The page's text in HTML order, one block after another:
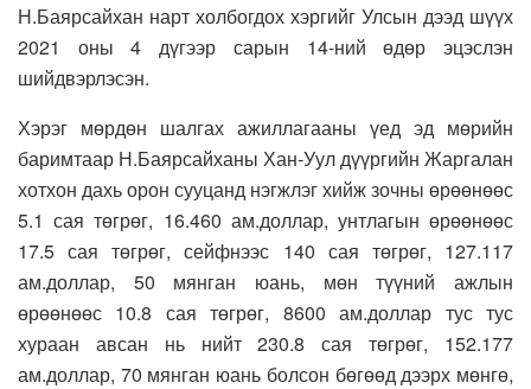
Н.Баярсайхан нарт холбогдох хэргийг Улсын дээд шүүх
2021 оны 4 дүгээр сарын 14-ний өдөр эцэслэн
шийдвэрлэсэн.
Хэрэг мөрдөн шалгах ажиллагааны үед эд мөрийн
баримтаар Н.Баярсайханы Хан-Уул дүүргийн Жаргалан
хотхон дахь орон сууцанд нэгжлэг хийж зочны өрөөнөөс
5.1 сая төгрөг, 16.460 ам.доллар, унтлагын өрөөнөөс
17.5 сая төгрөг, сейфнээс 140 сая төгрөг, 127.117
ам.доллар, 50 мянган юань, мөн түүний ажлын
өрөөнөөс 10.8 сая төгрөг, 8600 ам.доллар тус тус
хураан авсан нь нийт 230.8 сая төгрөг, 152.177
ам.доллар, 70 мянган юань болсон бөгөөд дээрх мөнгө,